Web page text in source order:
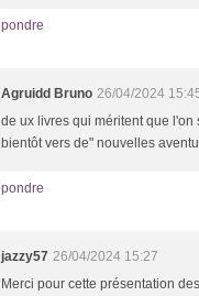
Agruidd Bruno 26/04/2024
de ux livres qui méritent que
bientôt vers de" nouvelles
jazzy57 26/04/2024 15:27
Merci pour cette présentation